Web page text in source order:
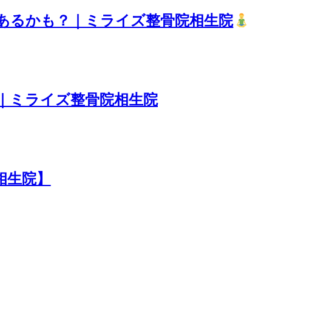
るかも？｜ミライズ整骨院相生院
ミライズ整骨院相生院
院】